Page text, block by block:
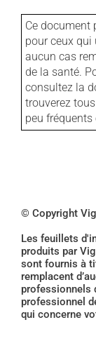
Ce document
pour ceux qui
aucun cas
de la santé.
consultez la
trouverez
peu
© Copyright
Les feuillets
produits par
sont fournis à
remplacent
professionnels
professionnel
qui concerne